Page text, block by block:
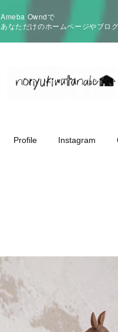
Ameba Owndで
あなただけのホームページやブロ
Profile Instagram